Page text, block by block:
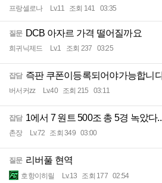
프랑셀로나 Lv.11 조회 141 03:35
질문 DCB 아자르 가격 떨어질까요
희귀닉제드 Lv.1 조회 237 03:25
잡담 즉판 쿠폰이등록되어야가능합니
버서커zz Lv.40 조회 215 03:11
잡담 1에서 7 원트 500조 총 5경 녹았다..
촌장 Lv.72 조회 349 03:00
질문 리버풀 현역
호항이히릴 Lv.13 조회 177 02:54